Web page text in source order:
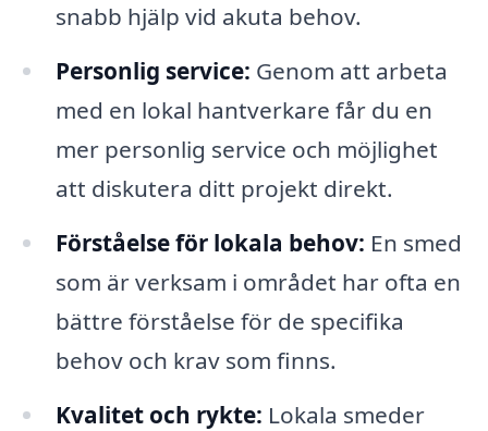
snabb hjälp vid akuta behov.
Personlig service: Genom att arbeta
med en lokal hantverkare får du en
mer personlig service och möjlighet
att diskutera ditt projekt direkt.
Förståelse för lokala behov: En smed
som är verksam i området har ofta en
bättre förståelse för de specifika
behov och krav som finns.
Kvalitet och rykte: Lokala smeder